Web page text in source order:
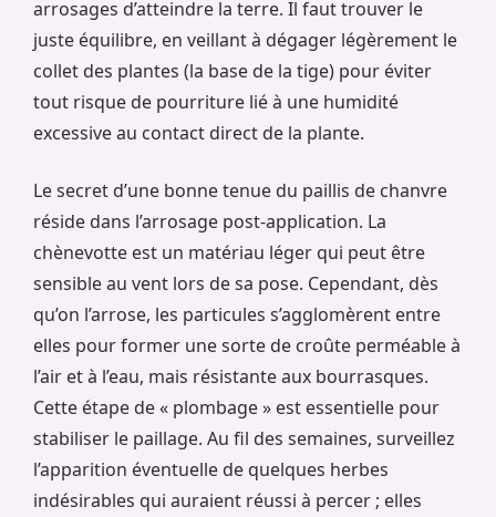
arrosages d’atteindre la terre. Il faut trouver le
juste équilibre, en veillant à dégager légèrement le
collet des plantes (la base de la tige) pour éviter
tout risque de pourriture lié à une humidité
excessive au contact direct de la plante.
Le secret d’une bonne tenue du paillis de chanvre
réside dans l’arrosage post-application. La
chènevotte est un matériau léger qui peut être
sensible au vent lors de sa pose. Cependant, dès
qu’on l’arrose, les particules s’agglomèrent entre
elles pour former une sorte de croûte perméable à
l’air et à l’eau, mais résistante aux bourrasques.
Cette étape de « plombage » est essentielle pour
stabiliser le paillage. Au fil des semaines, surveillez
l’apparition éventuelle de quelques herbes
indésirables qui auraient réussi à percer ; elles